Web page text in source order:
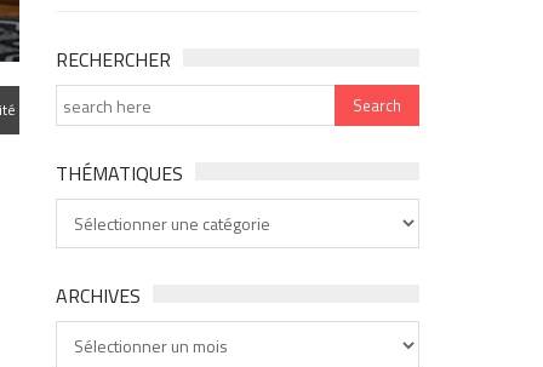
RECHERCHER
THÉMATIQUES
ARCHIVES